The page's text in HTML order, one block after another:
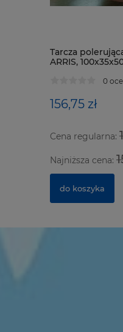
Tarcza
ARRIS,
0
156,75 zł
Cena regularna:
Najniższa cena:
do koszyka